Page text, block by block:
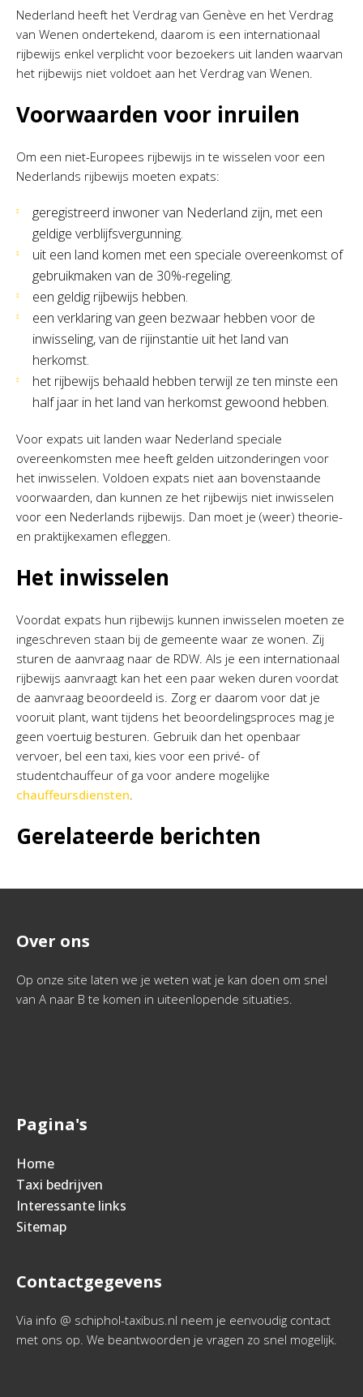
Nederland heeft het Verdrag van Genève en het Verdrag
van Wenen ondertekend, daarom is een internationaal
rijbewijs enkel verplicht voor bezoekers uit landen waarvan
het rijbewijs niet voldoet aan het Verdrag van Wenen.
Voorwaarden voor inruilen
Om een niet-Europees rijbewijs in te wisselen voor een
Nederlands rijbewijs moeten expats:
geregistreerd inwoner van Nederland zijn, met een
geldige verblijfsvergunning.
uit een land komen met een speciale overeenkomst of
gebruikmaken van de 30%-regeling.
een geldig rijbewijs hebben.
een verklaring van geen bezwaar hebben voor de
inwisseling, van de rijinstantie uit het land van
herkomst.
het rijbewijs behaald hebben terwijl ze ten minste een
half jaar in het land van herkomst gewoond hebben.
Voor expats uit landen waar Nederland speciale
overeenkomsten mee heeft gelden uitzonderingen voor
het inwisselen. Voldoen expats niet aan bovenstaande
voorwaarden, dan kunnen ze het rijbewijs niet inwisselen
voor een Nederlands rijbewijs. Dan moet je (weer) theorie-
en praktijkexamen efleggen.
Het inwisselen
Voordat expats hun rijbewijs kunnen inwisselen moeten ze
ingeschreven staan bij de gemeente waar ze wonen. Zij
sturen de aanvraag naar de RDW. Als je een internationaal
rijbewijs aanvraagt kan het een paar weken duren voordat
de aanvraag beoordeeld is. Zorg er daarom voor dat je
vooruit plant, want tijdens het beoordelingsproces mag je
geen voertuig besturen. Gebruik dan het openbaar
vervoer, bel een taxi, kies voor een privé- of
studentchauffeur of ga voor andere mogelijke
chauffeursdiensten.
Gerelateerde berichten
Over ons
Op onze site laten we je weten wat je kan doen om snel
van A naar B te komen in uiteenlopende situaties.
Pagina's
Home
Taxi bedrijven
Interessante links
Sitemap
Contactgegevens
Via info @ schiphol-taxibus.nl neem je eenvoudig contact
met ons op. We beantwoorden je vragen zo snel mogelijk.